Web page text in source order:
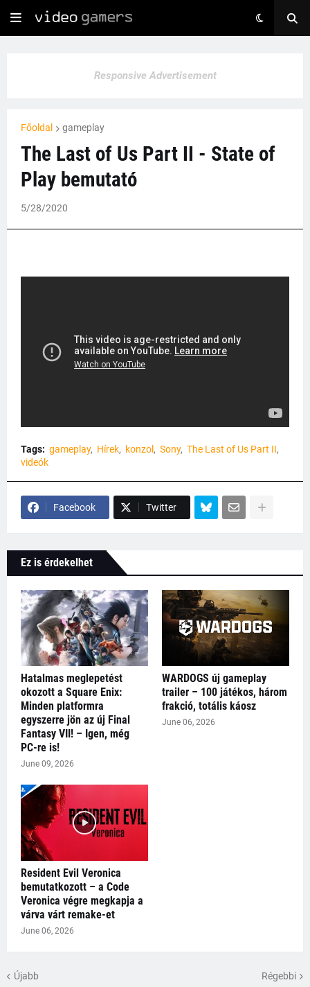
Responsive Advertisement
Főoldal gameplay
The Last of Us Part II - State of
Play bemutató
5/28/2020
Tags: gameplay Hírek konzol Sony The Last of Us Part II
videók
Facebook Twitter
Ez is érdekelhet
Hatalmas meglepetést
okozott a Square Enix:
Minden platformra
egyszerre jön az új Final
Fantasy VII! – Igen, még
PC-re is!
June 09, 2026
WARDOGS új gameplay
trailer – 100 játékos, három
frakció, totális káosz
June 06, 2026
Resident Evil Veronica
bemutatkozott – a Code
Veronica végre megkapja a
várva várt remake-et
June 06, 2026
Újabb Régebbi